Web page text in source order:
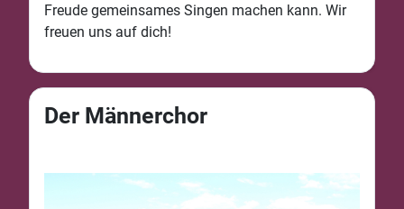
Freude gemeinsames Singen machen kann. Wir
freuen uns auf dich!
Der Männerchor